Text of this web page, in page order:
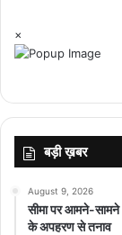
×
बड़ी ख़बर
August 9, 2026
सीमा पर आमने-सामने
के अपहरण से तनाव